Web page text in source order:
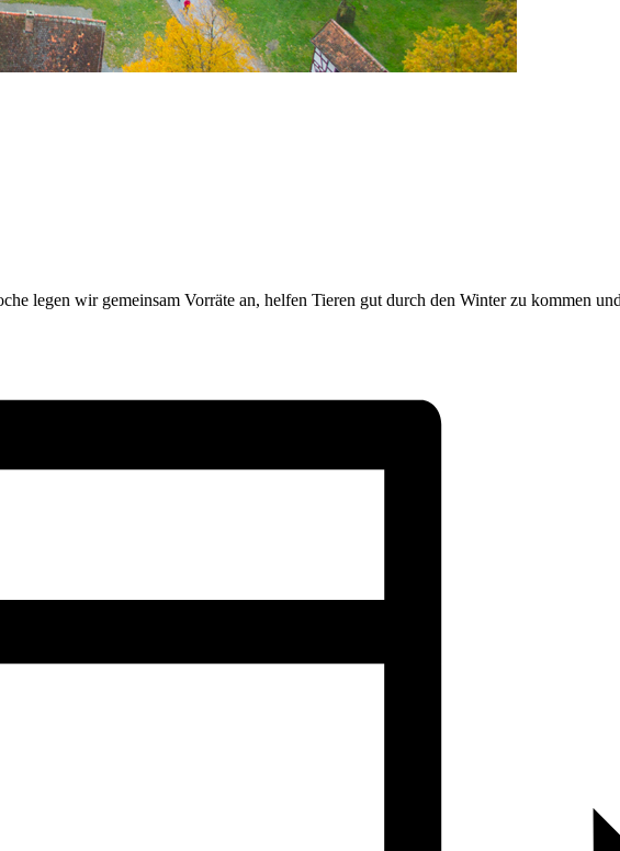
legen wir gemeinsam Vorräte an, helfen Tieren gut durch den Winter zu kommen